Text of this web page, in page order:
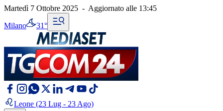
Martedì 7 Ottobre 2025 - Aggiornato alle 13:45
Milano 31°
Leone (23 Lug - 23 Ago)